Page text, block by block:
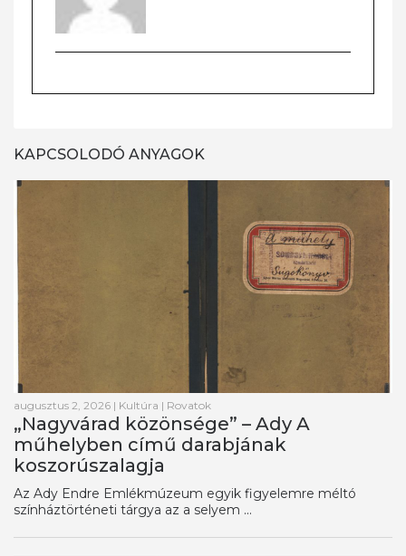
KAPCSOLODÓ ANYAGOK
augusztus 2, 2026 | Kultúra | Rovatok
„Nagyvárad közönsége” – Ady A
műhelyben című darabjának
koszorúszalagja
Az Ady Endre Emlékmúzeum egyik figyelemre méltó
színháztörténeti tárgya az a selyem ...